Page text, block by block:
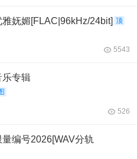
妩媚[FLAC|96kHz/24bit] 顶
5543
乐专辑
526
编号2026[WAV分轨